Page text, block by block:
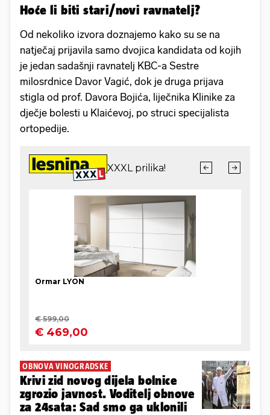
Hoće li biti stari/novi ravnatelj?
Od nekoliko izvora doznajemo kako su se na
natječaj prijavila samo dvojica kandidata od kojih
je jedan sadašnji ravnatelj KBC-a Sestre
milosrdnice Davor Vagić, dok je druga prijava
stigla od prof. Davora Bojića, liječnika Klinike za
dječje bolesti u Klaićevoj, po struci specijalista
ortopedije.
OBNOVA VINOGRADSKE
Krivi zid novog dijela bolnice
zgrozio javnost. Voditelj obnove
za 24sata: Sad smo ga uklonili